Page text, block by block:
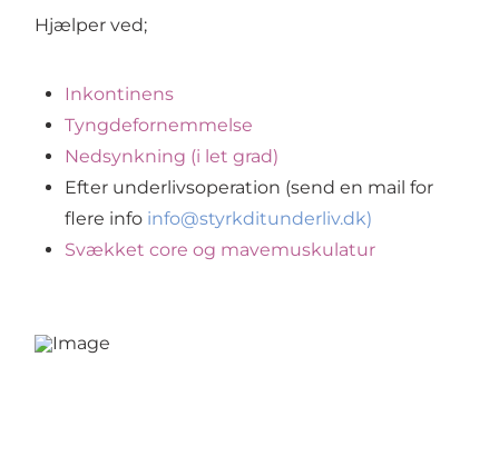
Hjælper ved;
Inkontinens
Tyngdefornemmelse
Nedsynkning (i let grad)
Efter underlivsoperation (send en mail for
flere info info@styrkditunderliv.dk)
Svækket core og mavemuskulatur